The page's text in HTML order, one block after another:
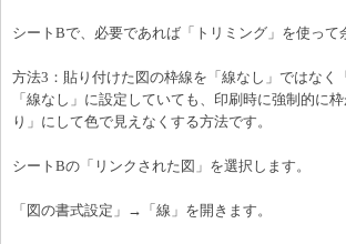
シートBで、必要であれば「トリミング」を使っ
方法3：貼り付けた図の枠線を「線なし」ではなく
「線なし」に設定していても、印刷時に強制的に
り」にして色で見えなくする方法です。
シートBの「リンクされた図」を選択します。
「図の書式設定」→「線」を開きます。